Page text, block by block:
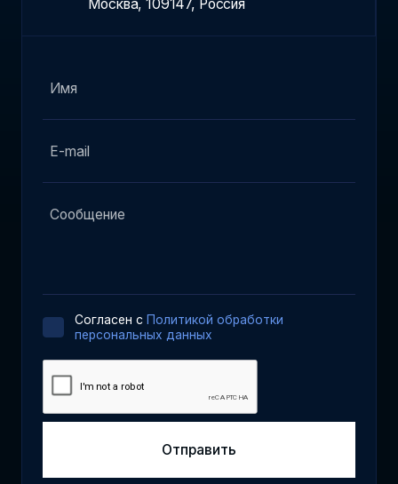
Москва, 109147, Россия
Cогласен с Политикой обработки
персональных данных